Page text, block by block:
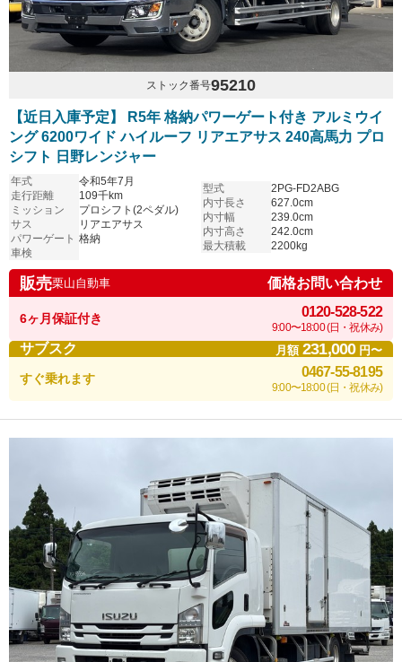
ストック番号95210
【近日入庫予定】 R5年 格納パワーゲート付き アルミウイ
ング 6200ワイド ハイルーフ リアエアサス 240高馬力 プロ
シフト 日野レンジャー
年式
令和5年7月
走行距離
109千km
ミッション
プロシフト(2ペダル)
サス
リアエアサス
パワーゲート 格納
車検
型式
2PG-FD2ABG
内寸長さ
627.0cm
内寸幅
239.0cm
内寸高さ
242.0cm
最大積載
2200kg
販売栗山自動車 価格お問い合わせ
6ヶ月保証付き 0120-528-522
9:00〜18:00 (日・祝休み)
サブスク 月額231,000円〜
すぐ乗れます 0467-55-8195
9:00〜18:00 (日・祝休み)